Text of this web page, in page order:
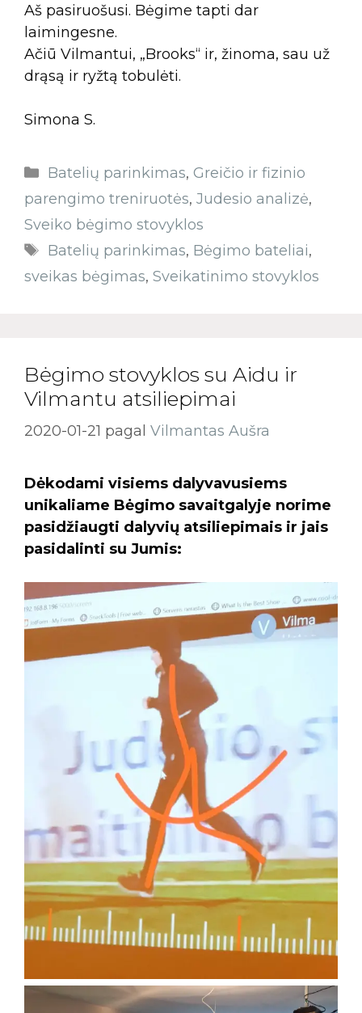
Aš pasiruošusi. Bėgime tapti dar
laimingesne.
Ačiū Vilmantui, „Brooks“ ir, žinoma, sau už
drąsą ir ryžtą tobulėti.
Simona S.
Batelių parinkimas, Greičio ir fizinio
parengimo treniruotės, Judesio analizė,
Sveiko bėgimo stovyklos
Batelių parinkimas, Bėgimo bateliai,
sveikas bėgimas, Sveikatinimo stovyklos
Bėgimo stovyklos su Aidu ir
Vilmantu atsiliepimai
2020-01-21 pagal Vilmantas Aušra
Dėkodami visiems dalyvavusiems
unikaliame Bėgimo savaitgalyje norime
pasidžiaugti dalyvių atsiliepimais ir jais
pasidalinti su Jumis: